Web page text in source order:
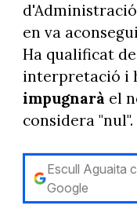
en va
Ha qualificat
interpretació i
impugnarà el
considera "nul".
Escull Aguaita
Google